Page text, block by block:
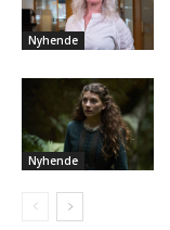
Nyhende
Nyhende